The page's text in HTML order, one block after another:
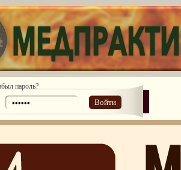
пароль?
Войти